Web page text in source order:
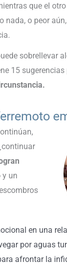
que el
o peor
sobrellevar
15
y un
en una
por aguas
afrontar la